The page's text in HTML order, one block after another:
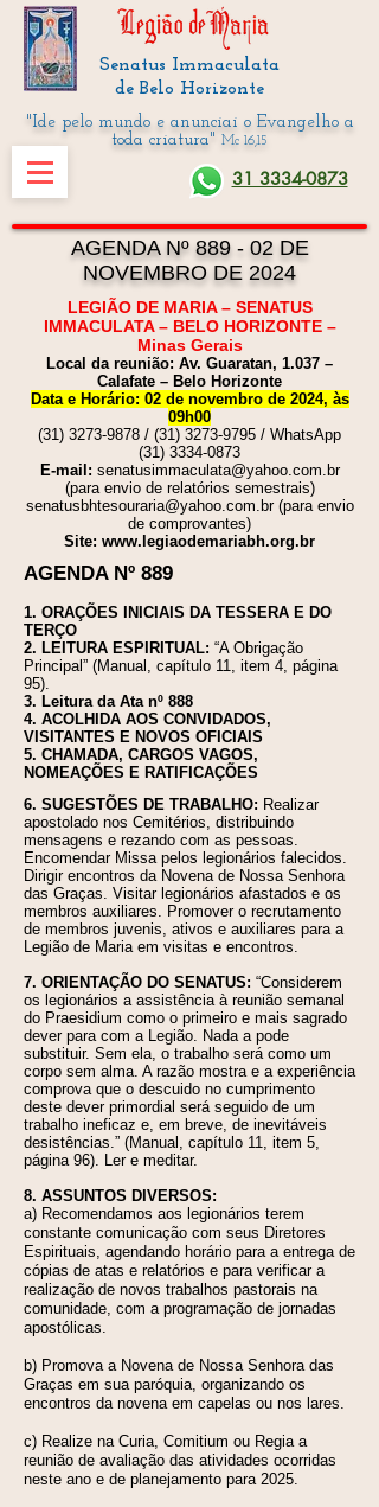
Senatus Immaculata
de Belo Horizonte
"Ide pelo mundo e anunciai o Evangelho a
toda criatura" Mc 16,15
31 3334-0873
AGENDA Nº 889 - 02 DE
NOVEMBRO DE 2024
LEGIÃO DE MARIA – SENATUS
IMMACULATA – BELO HORIZONTE –
Minas Gerais
Local da reunião: Av. Guaratan, 1.037 –
Calafate – Belo Horizonte
Data e Horário: 02 de novembro de 2024, às
09h00
(31) 3273-9878 / (31) 3273-9795 / WhatsApp
(31) 3334-0873
E-mail: senatusimmaculata@yahoo.com.br
(para envio de relatórios semestrais)
senatusbhtesouraria@yahoo.com.br(para envio
de comprovantes)
Site: www.legiaodemariabh.org.br
AGENDA Nº 889
1. ORAÇÕES INICIAIS DA TESSERA E DO
TERÇO
2. LEITURA ESPIRITUAL: “A Obrigação
Principal” (Manual, capítulo 11, item 4, página
95).
3. Leitura da Ata nº 888
4. ACOLHIDA AOS CONVIDADOS,
VISITANTES E NOVOS OFICIAIS
5. CHAMADA, CARGOS VAGOS,
NOMEAÇÕES E RATIFICAÇÕES
6. SUGESTÕES DE TRABALHO: Realizar
apostolado nos Cemitérios, distribuindo
mensagens e rezando com as pessoas.
Encomendar Missa pelos legionários falecidos.
Dirigir encontros da Novena de Nossa Senhora
das Graças. Visitar legionários afastados e os
membros auxiliares. Promover o recrutamento
de membros juvenis, ativos e auxiliares para a
Legião de Maria em visitas e encontros.
7. ORIENTAÇÃO DO SENATUS: “Considerem
os legionários a assistência à reunião semanal
do Praesidium como o primeiro e mais sagrado
dever para com a Legião. Nada a pode
substituir. Sem ela, o trabalho será como um
corpo sem alma. A razão mostra e a experiência
comprova que o descuido no cumprimento
deste dever primordial será seguido de um
trabalho ineficaz e, em breve, de inevitáveis
desistências.” (Manual, capítulo 11, item 5,
página 96). Ler e meditar.
8. ASSUNTOS DIVERSOS:
a) Recomendamos aos legionários terem
constante comunicação com seus Diretores
Espirituais, agendando horário para a entrega de
cópias de atas e relatórios e para verificar a
realização de novos trabalhos pastorais na
comunidade, com a programação de jornadas
apostólicas.
b) Promova a Novena de Nossa Senhora das
Graças em sua paróquia, organizando os
encontros da novena em capelas ou nos lares.
c) Realize na Curia, Comitium ou Regia a
reunião de avaliação das atividades ocorridas
neste ano e de planejamento para 2025.